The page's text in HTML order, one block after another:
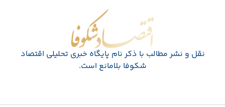
اقتصاد شکوفا
نقل و نشر مطالب با ذکر نام پايگاه خبری تحليلی اقتصاد
شکوفا بلامانع است.